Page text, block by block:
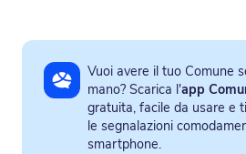
Vuoi avere il tuo Comune
mano? Scarica l'app
gratuita, facile da usare e
le segnalazioni
smartphone.